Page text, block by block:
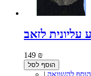
149 ₪
הוסף לסל